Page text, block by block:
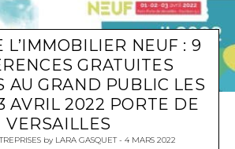
L’IMMOBILIER NEUF : 9
GRATUITES
AU GRAND PUBLIC LES
AVRIL 2022 PORTE DE
VERSAILLES
by LARA GASQUET 4 MARS 2022